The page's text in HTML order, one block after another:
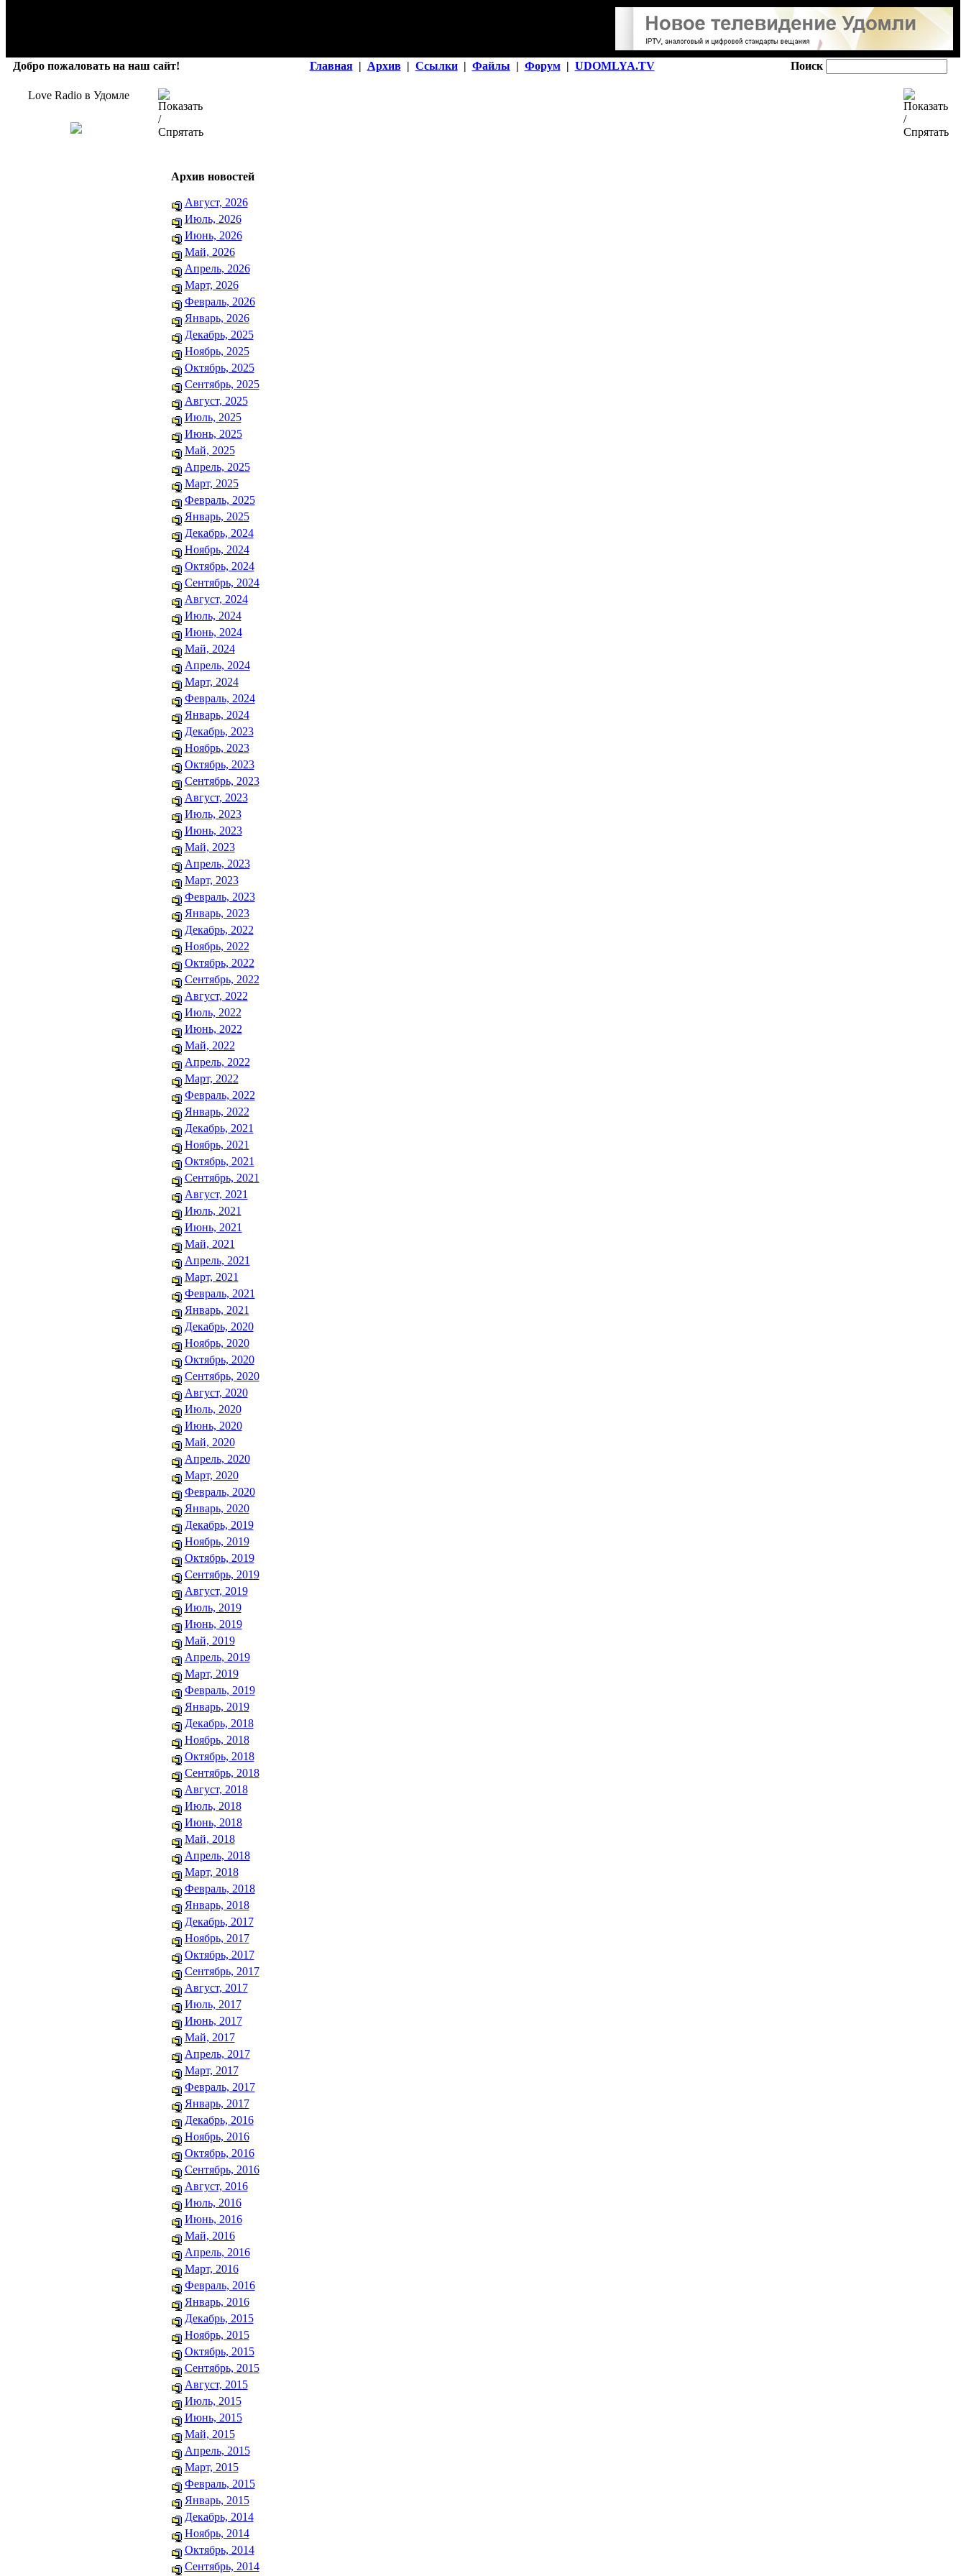
Добро пожаловать на наш сайт! Главная | Архив | Ссылки | Файлы | Форум | UDOMLYA.TV Поиск
Love Radio в Удомле
Архив новостей
Август, 2026
Июль, 2026
Июнь, 2026
Май, 2026
Апрель, 2026
Март, 2026
Февраль, 2026
Январь, 2026
Декабрь, 2025
Ноябрь, 2025
Октябрь, 2025
Сентябрь, 2025
Август, 2025
Июль, 2025
Июнь, 2025
Май, 2025
Апрель, 2025
Март, 2025
Февраль, 2025
Январь, 2025
Декабрь, 2024
Ноябрь, 2024
Октябрь, 2024
Сентябрь, 2024
Август, 2024
Июль, 2024
Июнь, 2024
Май, 2024
Апрель, 2024
Март, 2024
Февраль, 2024
Январь, 2024
Декабрь, 2023
Ноябрь, 2023
Октябрь, 2023
Сентябрь, 2023
Август, 2023
Июль, 2023
Июнь, 2023
Май, 2023
Апрель, 2023
Март, 2023
Февраль, 2023
Январь, 2023
Декабрь, 2022
Ноябрь, 2022
Октябрь, 2022
Сентябрь, 2022
Август, 2022
Июль, 2022
Июнь, 2022
Май, 2022
Апрель, 2022
Март, 2022
Февраль, 2022
Январь, 2022
Декабрь, 2021
Ноябрь, 2021
Октябрь, 2021
Сентябрь, 2021
Август, 2021
Июль, 2021
Июнь, 2021
Май, 2021
Апрель, 2021
Март, 2021
Февраль, 2021
Январь, 2021
Декабрь, 2020
Ноябрь, 2020
Октябрь, 2020
Сентябрь, 2020
Август, 2020
Июль, 2020
Июнь, 2020
Май, 2020
Апрель, 2020
Март, 2020
Февраль, 2020
Январь, 2020
Декабрь, 2019
Ноябрь, 2019
Октябрь, 2019
Сентябрь, 2019
Август, 2019
Июль, 2019
Июнь, 2019
Май, 2019
Апрель, 2019
Март, 2019
Февраль, 2019
Январь, 2019
Декабрь, 2018
Ноябрь, 2018
Октябрь, 2018
Сентябрь, 2018
Август, 2018
Июль, 2018
Июнь, 2018
Май, 2018
Апрель, 2018
Март, 2018
Февраль, 2018
Январь, 2018
Декабрь, 2017
Ноябрь, 2017
Октябрь, 2017
Сентябрь, 2017
Август, 2017
Июль, 2017
Июнь, 2017
Май, 2017
Апрель, 2017
Март, 2017
Февраль, 2017
Январь, 2017
Декабрь, 2016
Ноябрь, 2016
Октябрь, 2016
Сентябрь, 2016
Август, 2016
Июль, 2016
Июнь, 2016
Май, 2016
Апрель, 2016
Март, 2016
Февраль, 2016
Январь, 2016
Декабрь, 2015
Ноябрь, 2015
Октябрь, 2015
Сентябрь, 2015
Август, 2015
Июль, 2015
Июнь, 2015
Май, 2015
Апрель, 2015
Март, 2015
Февраль, 2015
Январь, 2015
Декабрь, 2014
Ноябрь, 2014
Октябрь, 2014
Сентябрь, 2014